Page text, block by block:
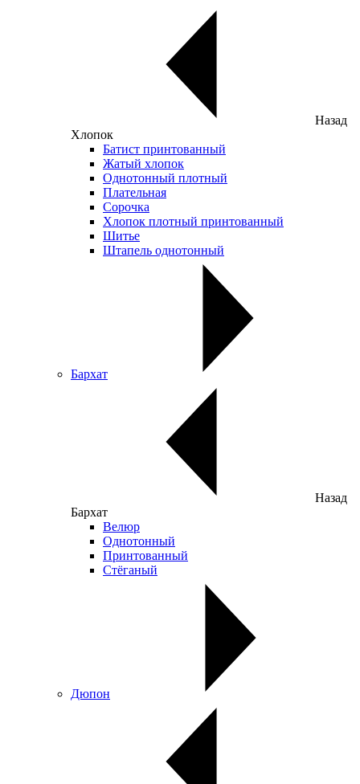
Назад
Хлопок
Батист принтованный
Жатый хлопок
Однотонный плотный
Плательная
Сорочка
Хлопок плотный принтованный
Шитье
Штапель однотонный
Бархат
Назад
Бархат
Велюр
Однотонный
Принтованный
Стёганый
Дюпон